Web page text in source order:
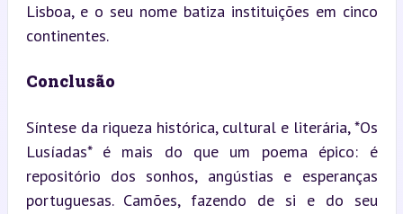
Lisboa, e o seu nome batiza instituições em cinco
continentes.
Conclusão
Síntese da riqueza histórica, cultural e literária, *Os
Lusíadas* é mais do que um poema épico: é
repositório dos sonhos, angústias e esperanças
portuguesas. Camões, fazendo de si e do seu